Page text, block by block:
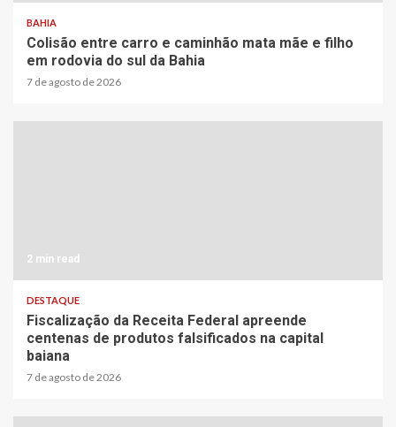
BAHIA
Colisão entre carro e caminhão mata mãe e filho
em rodovia do sul da Bahia
7 de agosto de 2026
2 min read
DESTAQUE
Fiscalização da Receita Federal apreende
centenas de produtos falsificados na capital
baiana
7 de agosto de 2026